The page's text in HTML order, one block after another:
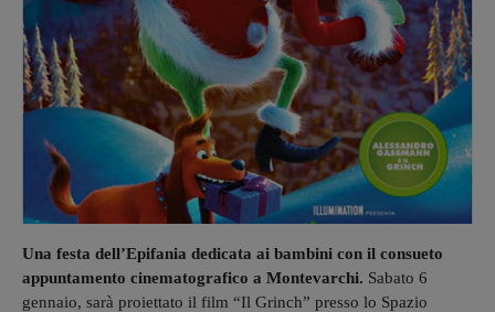
Una festa dell’Epifania dedicata ai bambini con il consueto
appuntamento cinematografico a Montevarchi. Sabato 6
gennaio, sarà proiettato il film “Il Grinch” presso lo Spazio